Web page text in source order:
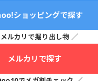
ショッピングで探す
ルカリで掘り出し物 ／
メルカリで探す